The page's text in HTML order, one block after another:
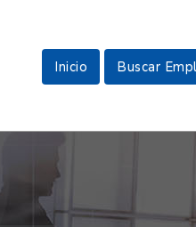
Inicio Buscar